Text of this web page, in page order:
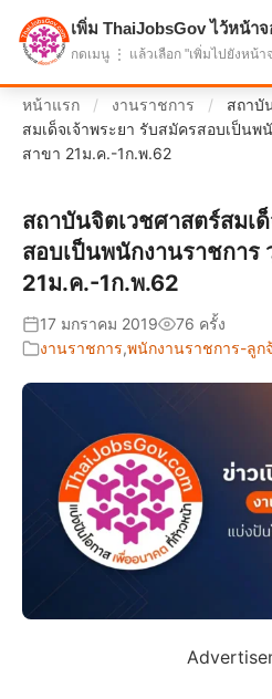
แบ่งปันโอกาส เพื่ออนาคตที่ก้าว
หน้าแรก / งานราชการ /
สถาบั
สมเด็จเจ้าพระยา รับสมัครสอบเป็น
สาขา 21ม.ค.-1ก.พ.62
สถาบันจิตเวชศาสตร์สมเ
สอบเป็นพนักงานราชกา
21ม.ค.-1ก.พ.62
17 มกราคม 2019
76 ครั้ง
งานราชการ,พนักงานราชการ-ลูก
เพิ่ม ThaiJobsGov ไว้หน้าจ
กดเมนู ⋮ แล้วเลือก "เพิ่มไปยังหน้า